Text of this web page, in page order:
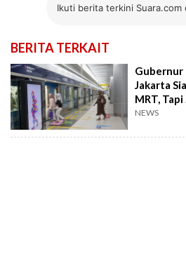
Ikuti berita terkini Suara.com
BERITA TERKAIT
Gubernur
Jakarta
MRT, Tapi
NEWS